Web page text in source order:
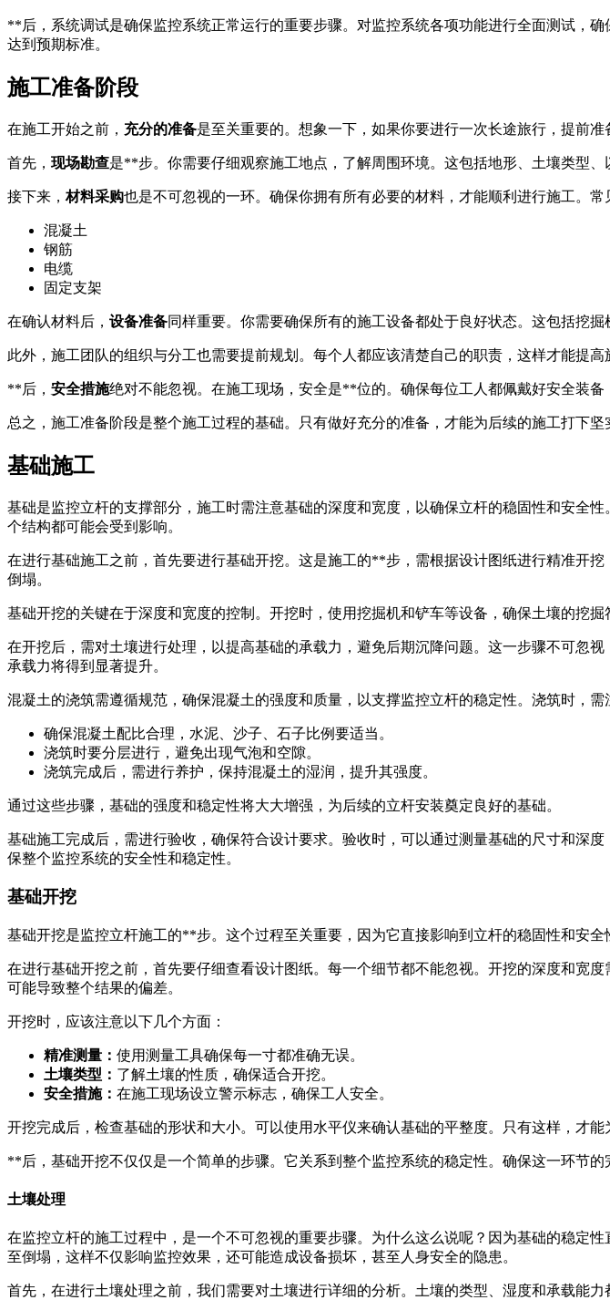
**后，系统调试是确保监控系统正常运行的重要步骤。对监控系统各项功能进行全面测试，
达到预期标准。
施工准备阶段
在施工开始之前， 充分的准备是至关重要的。想象一下，如果你要进行一次长途旅行，提前
首先， 现场勘查是**步。你需要仔细观察施工地点，了解周围环境。这包括地形、土壤类型
接下来，材料采购也是不可忽视的一环。确保你拥有所有必要的材料，才能顺利进行施工。常
混凝土
钢筋
电缆
固定支架
在确认材料后， 设备准备同样重要。你需要确保所有的施工设备都处于良好状态。这包括挖
此外，施工团队的组织与分工也需要提前规划。每个人都应该清楚自己的职责，这样才能提
**后， 安全措施绝对不能忽视。在施工现场，安全是**位的。确保每位工人都佩戴好安全装备
总之，施工准备阶段是整个施工过程的基础。只有做好充分的准备，才能为后续的施工打下坚
基础施工
基础是监控立杆的支撑部分，施工时需注意基础的深度和宽度，以确保立杆的稳固性和安全
个结构都可能会受到影响。
在进行基础施工之前，首先要进行基础开挖。这是施工的**步，需根据设计图纸进行精准开
倒塌。
基础开挖的关键在于深度和宽度的控制。开挖时，使用挖掘机和铲车等设备，确保土壤的挖
在开挖后，需对土壤进行处理，以提高基础的承载力，避免后期沉降问题。这一步骤不可忽
承载力将得到显著提升。
混凝土的浇筑需遵循规范，确保混凝土的强度和质量，以支撑监控立杆的稳定性。浇筑时，需
确保混凝土配比合理，水泥、沙子、石子比例要适当。
浇筑时要分层进行，避免出现气泡和空隙。
浇筑完成后，需进行养护，保持混凝土的湿润，提升其强度。
通过这些步骤，基础的强度和稳定性将大大增强，为后续的立杆安装奠定良好的基础。
基础施工完成后，需进行验收，确保符合设计要求。验收时，可以通过测量基础的尺寸和深
保整个监控系统的安全性和稳定性。
基础开挖
基础开挖是监控立杆施工的**步。这个过程至关重要，因为它直接影响到立杆的稳固性和安
在进行基础开挖之前，首先要仔细查看设计图纸。每一个细节都不能忽视。开挖的深度和宽
可能导致整个结果的偏差。
开挖时，应该注意以下几个方面：
精准测量： 使用测量工具确保每一寸都准确无误。
土壤类型： 了解土壤的性质，确保适合开挖。
安全措施： 在施工现场设立警示标志，确保工人安全。
开挖完成后，检查基础的形状和大小。可以使用水平仪来确认基础的平整度。只有这样，才能
**后，基础开挖不仅仅是一个简单的步骤。它关系到整个监控系统的稳定性。确保这一环节
土壤处理
在监控立杆的施工过程中，是一个不可忽视的重要步骤。为什么这么说呢？因为基础的稳定
至倒塌，这样不仅影响监控效果，还可能造成设备损坏，甚至人身安全的隐患。
首先，在进行土壤处理之前，我们需要对土壤进行详细的分析。土壤的类型、湿度和承载能